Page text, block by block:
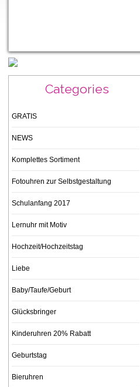
Categories
GRATIS
NEWS
Komplettes Sortiment
Fotouhren zur Selbstgestaltung
Schulanfang 2017
Lernuhr mit Motiv
Hochzeit/Hochzeitstag
Liebe
Baby/Taufe/Geburt
Glücksbringer
Kinderuhren 20% Rabatt
Geburtstag
Bieruhren